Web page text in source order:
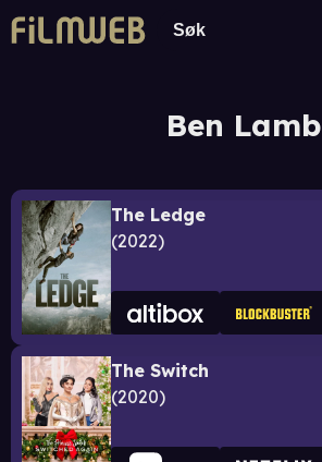
Ben Lamb
The Ledge
2022
The Switch
2020